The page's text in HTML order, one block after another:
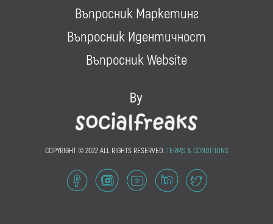
Въпросник Маркетинг
Въпросник Идентичност
Въпросник Website
COPYRIGHT © 2022 ALL RIGHTS RESERVED.TERMS & CONDITIONS